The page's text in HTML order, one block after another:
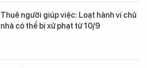
Thuê người giúp việc: Loạt hành vi chủ
nhà có thể bị xử phạt từ 10/9